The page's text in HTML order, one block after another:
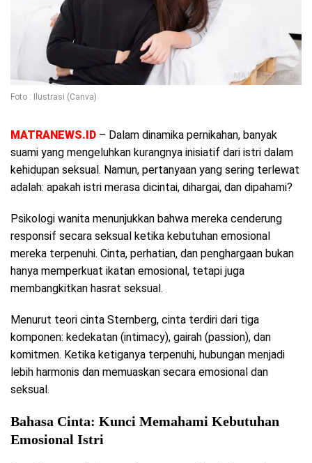
Foto : Ilustrasi (Canva)
MATRANEWS.ID – Dalam dinamika pernikahan, banyak
suami yang mengeluhkan kurangnya inisiatif dari istri dalam
kehidupan seksual. Namun, pertanyaan yang sering terlewat
adalah: apakah istri merasa dicintai, dihargai, dan dipahami?
Psikologi wanita menunjukkan bahwa mereka cenderung
responsif secara seksual ketika kebutuhan emosional
mereka terpenuhi. Cinta, perhatian, dan penghargaan bukan
hanya memperkuat ikatan emosional, tetapi juga
membangkitkan hasrat seksual.
Menurut teori cinta Sternberg, cinta terdiri dari tiga
komponen: kedekatan (intimacy), gairah (passion), dan
komitmen. Ketika ketiganya terpenuhi, hubungan menjadi
lebih harmonis dan memuaskan secara emosional dan
seksual.
Bahasa Cinta: Kunci Memahami Kebutuhan
Emosional Istri